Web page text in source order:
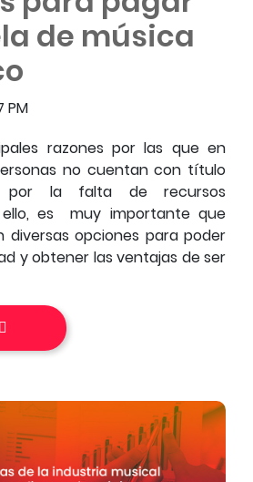
de música
PM
razones por las que en
no cuentan con título
por la falta de recursos
ello, es muy importante que
diversas opciones para poder
y obtener las ventajas de ser